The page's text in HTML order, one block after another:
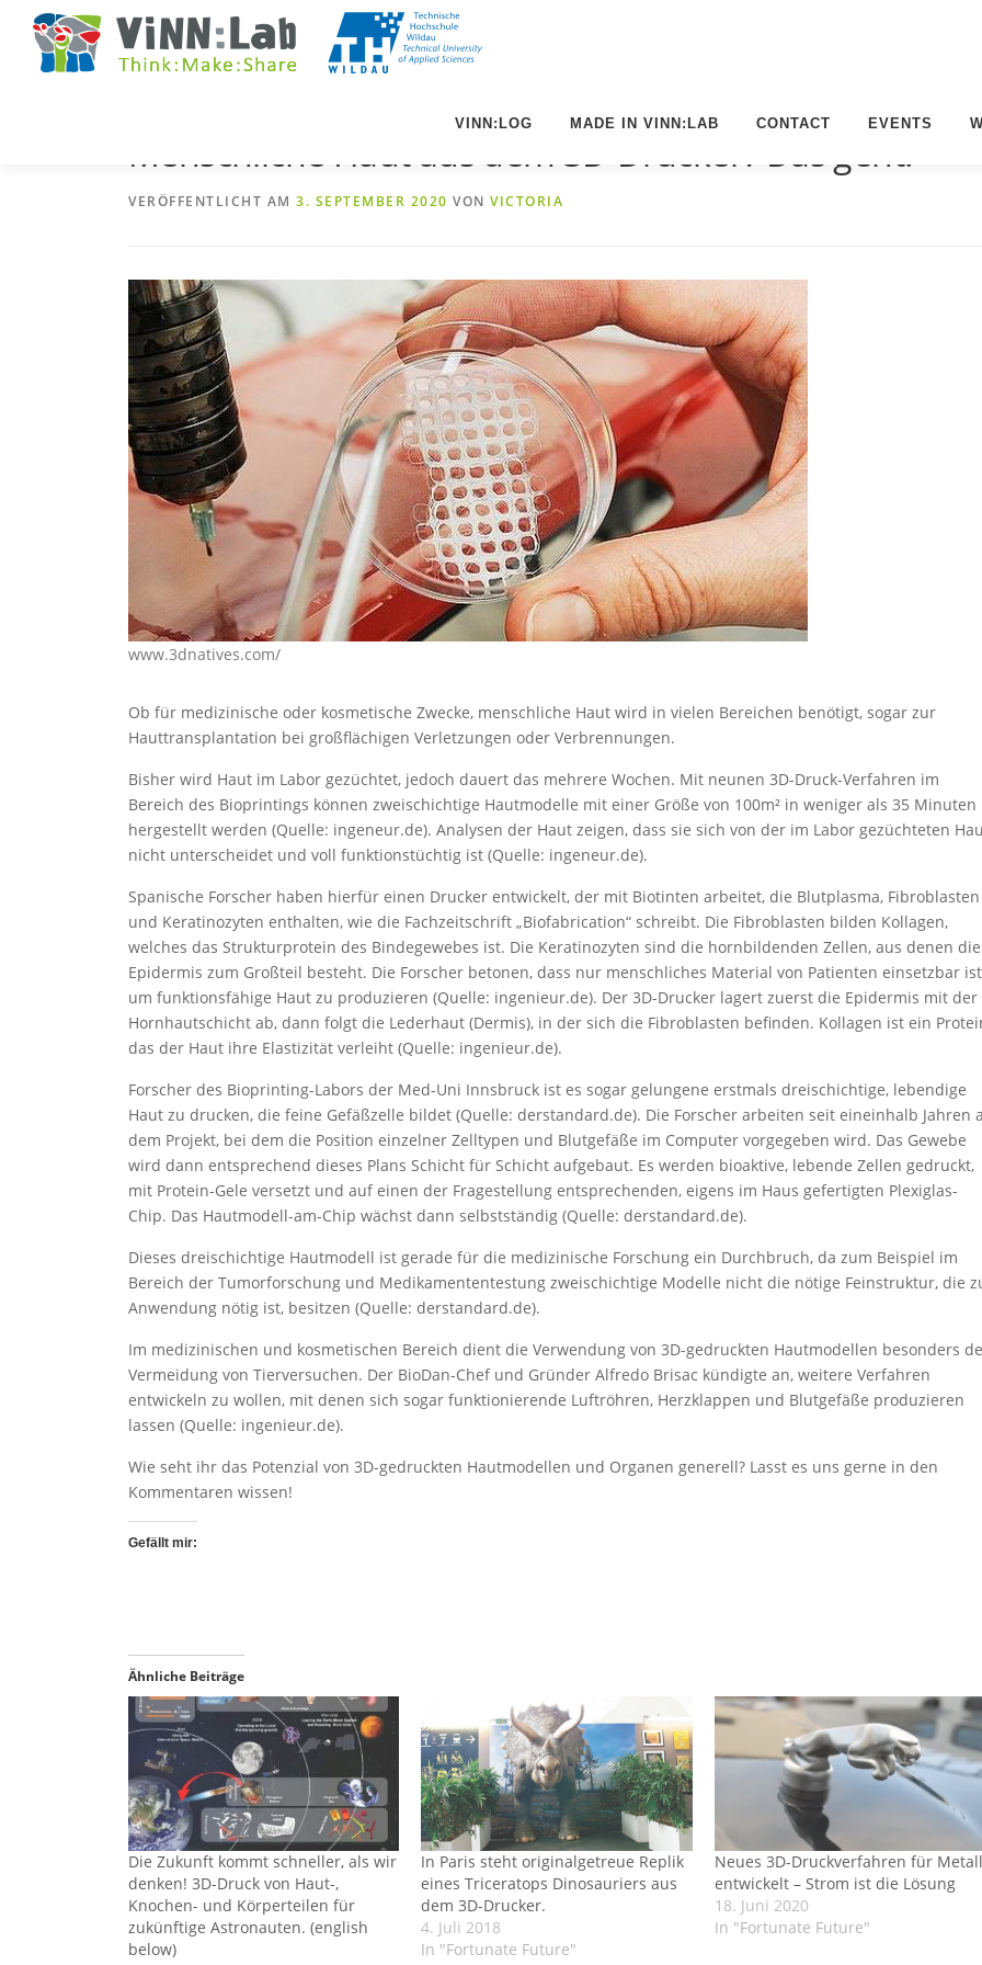
Inhalt
springen
VINN:LOG MADE IN VINN:LAB CONTACT EVENTS
Menschliche Haut aus dem 3D-Drucker? Das geht!
VERÖFFENTLICHT AM 3. SEPTEMBER 2020 VON VICTORIA
www.3dnatives.com/
Ob für medizinische oder kosmetische Zwecke, menschliche Haut wird in vielen Bereichen benötigt, sogar zur
Hauttransplantation bei großflächigen Verletzungen oder Verbrennungen.
Bisher wird Haut im Labor gezüchtet, jedoch dauert das mehrere Wochen. Mit neunen 3D-Druck-Verfahren im
Bereich des Bioprintings können zweischichtige Hautmodelle mit einer Größe von 100m² in weniger als 35 Minuten
hergestellt werden (Quelle: ingeneur.de). Analysen der Haut zeigen, dass sie sich von der im Labor gezüchteten
nicht unterscheidet und voll funktionstüchtig ist (Quelle: ingeneur.de).
Spanische Forscher haben hierfür einen Drucker entwickelt, der mit Biotinten arbeitet, die Blutplasma, Fibroblasten
und Keratinozyten enthalten, wie die Fachzeitschrift „Biofabrication“ schreibt. Die Fibroblasten bilden Kollagen,
welches das Strukturprotein des Bindegewebes ist. Die Keratinozyten sind die hornbildenden Zellen, aus denen die
Epidermis zum Großteil besteht. Die Forscher betonen, dass nur menschliches Material von Patienten einsetzbar
um funktionsfähige Haut zu produzieren (Quelle: ingenieur.de). Der 3D-Drucker lagert zuerst die Epidermis mit der
Hornhautschicht ab, dann folgt die Lederhaut (Dermis), in der sich die Fibroblasten befinden. Kollagen ist ein
das der Haut ihre Elastizität verleiht (Quelle: ingenieur.de).
Forscher des Bioprinting-Labors der Med-Uni Innsbruck ist es sogar gelungene erstmals dreischichtige, lebendige
Haut zu drucken, die feine Gefäßzelle bildet (Quelle: derstandard.de). Die Forscher arbeiten seit eineinhalb Jahren
dem Projekt, bei dem die Position einzelner Zelltypen und Blutgefäße im Computer vorgegeben wird. Das Gewebe
wird dann entsprechend dieses Plans Schicht für Schicht aufgebaut. Es werden bioaktive, lebende Zellen gedruckt,
mit Protein-Gele versetzt und auf einen der Fragestellung entsprechenden, eigens im Haus gefertigten Plexiglas-
Chip. Das Hautmodell-am-Chip wächst dann selbstständig (Quelle: derstandard.de).
Dieses dreischichtige Hautmodell ist gerade für die medizinische Forschung ein Durchbruch, da zum Beispiel im
Bereich der Tumorforschung und Medikamententestung zweischichtige Modelle nicht die nötige Feinstruktur, die
Anwendung nötig ist, besitzen (Quelle: derstandard.de).
Im medizinischen und kosmetischen Bereich dient die Verwendung von 3D-gedruckten Hautmodellen besonders
Vermeidung von Tierversuchen. Der BioDan-Chef und Gründer Alfredo Brisac kündigte an, weitere Verfahren
entwickeln zu wollen, mit denen sich sogar funktionierende Luftröhren, Herzklappen und Blutgefäße produzieren
lassen (Quelle: ingenieur.de).
Wie seht ihr das Potenzial von 3D-gedruckten Hautmodellen und Organen generell? Lasst es uns gerne in den
Kommentaren wissen!
Gefällt mir:
Ähnliche Beiträge
Die Zukunft kommt schneller, als wir
denken! 3D-Druck von Haut-,
Knochen- und Körperteilen für
zukünftige Astronauten. (english
below)
In Paris steht originalgetreue Replik
eines Triceratops Dinosauriers aus
dem 3D-Drucker.
4. Juli 2018
In "Fortunate Future"
Neues 3D-Druckverfahren für Metall
entwickelt – Strom ist die Lösung
18. Juni 2020
In "Fortunate Future"